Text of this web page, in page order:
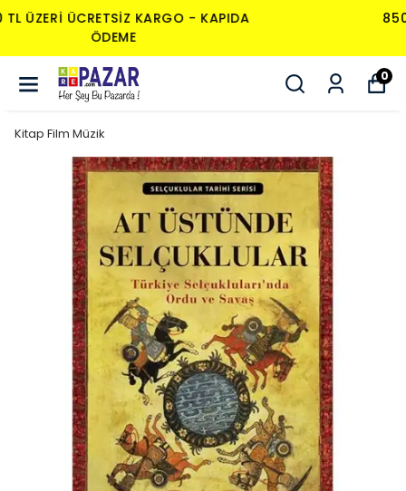
850 TL ÜZERI ÜCRETSIZ KARGO - KAPIDA
0
Kitap Film Müzik